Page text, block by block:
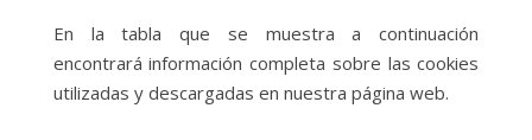
En la tabla que se muestra a continuación
encontrará información completa sobre las cookies
utilizadas y descargadas en nuestra página web.